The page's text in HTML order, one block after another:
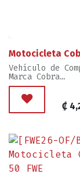
Motocicleta
Vehículo de
Marca Cobra
Ventas por
Producto como
en Imagen
Traer Por
con Extras.
₡